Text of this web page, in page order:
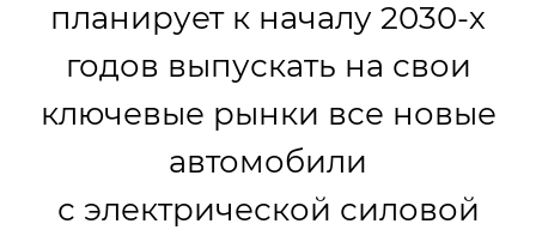
планирует к началу 2030-х
годов выпускать на свои
ключевые рынки все новые
автомобили
с электрической силовой